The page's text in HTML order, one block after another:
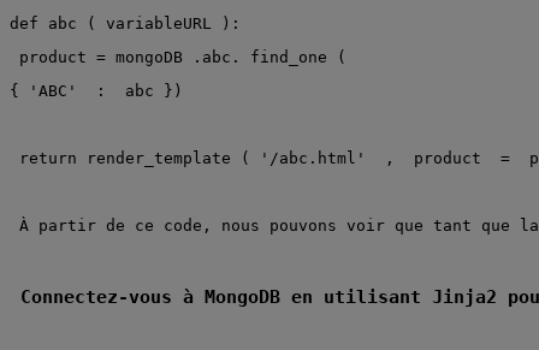
def
abc ( variableURL
):
product = mongoDB .abc. find_one
(
{
'ABC' : abc })
return render_template ( '/abc.html' , product =
À partir de ce code, nous pouvons voir que tant que
Connectez-vous à MongoDB en utilisant Jinja2